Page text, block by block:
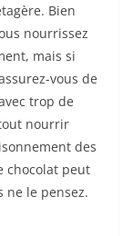
Bien
nourrissez
mais si
vous de
trop de
nourrir
des
chocolat peut
ne le pensez.